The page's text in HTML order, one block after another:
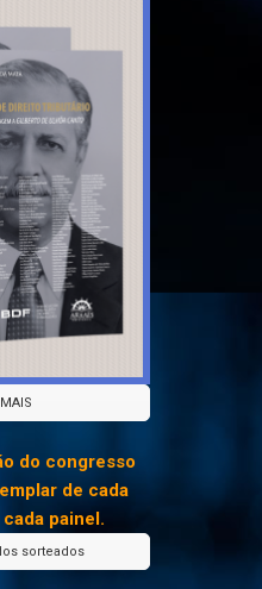
do congresso
de cada
painel.